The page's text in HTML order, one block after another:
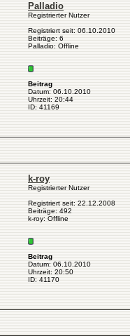
Palladio
Registrierter Nutzer
Registriert seit: 06.10.2010
Beiträge: 6
Palladio: Offline
Beitrag
Datum: 06.10.2010
Uhrzeit: 20:44
ID: 41169
k-roy
Registrierter Nutzer
Registriert seit: 22.12.2008
Beiträge: 492
k-roy: Offline
Beitrag
Datum: 06.10.2010
Uhrzeit: 20:50
ID: 41170